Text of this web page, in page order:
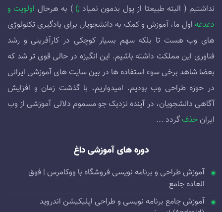
نداشتیم ( البته طبیعتا از پول بدمون نمیاد ;) ) به هرحال اولویت و
دغدغه اول ما، آموزش و کمک به دانشجویان برای یادگیری تکنولوژی
های وب هست تا بلکه سهم بسیار کوچکی در کارآفرینی و رشد
فناوری این مملکت داشته باشیم. این انگیزه در حالی قوی تر شد که
بعضا شاهد برخی سوء استفاده ها در بین سایت های آموزشی ایرانی
در حوزه طراحی وب بودیم. امیدواریم، با گذشت زمان و افزایش
آگاهی دانشجویان، در آینده نزدیک جو مسموم دلالی آموزشی از وب
ایران حذف گردد ...
دوره های آموزشی داغ
آموزش طراحی و برنامه نویسی فروشگاه با ووکامرس | فوق
العاده جامع
آموزش جامع برنامه نویسی و طراحی اپلیکیشن اندروید